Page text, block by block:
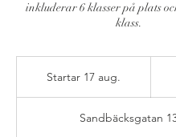
inkluderar 6 klasser på plats
klass.
Startar 17 aug.
r
Sandbäcksgatan